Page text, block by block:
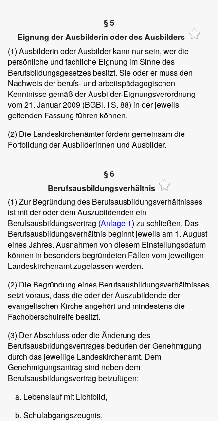
§ 5
Eignung der Ausbilderin oder des Ausbilders
(1) Ausbilderin oder Ausbilder kann nur sein, wer die
persönliche und fachliche Eignung im Sinne des
Berufsbildungsgesetzes besitzt. Sie oder er muss den
Nachweis der berufs- und arbeitspädagogischen
Kenntnisse gemäß der Ausbilder-Eignungsverordnung
vom 21. Januar 2009 (BGBl. I S. 88) in der jeweils
geltenden Fassung führen können.
(2) Die Landeskirchenämter fördern gemeinsam die
Fortbildung der Ausbilderinnen und Ausbilder.
§ 6
Berufsausbildungsverhältnis
(1) Zur Begründung des Berufsausbildungsverhältnisses
ist mit der oder dem Auszubildenden ein
Berufsausbildungsvertrag (Anlage 1) zu schließen. Das
Berufsausbildungsverhältnis beginnt jeweils am 1. August
eines Jahres. Ausnahmen von diesem Einstellungsdatum
können in besonders begründeten Fällen vom jeweiligen
Landeskirchenamt zugelassen werden.
(2) Die Begründung eines Berufsausbildungsverhältnisses
setzt voraus, dass die oder der Auszubildende der
evangelischen Kirche angehört und mindestens die
Fachoberschulreife besitzt.
(3) Der Abschluss oder die Änderung des
Berufsausbildungsvertrages bedürfen der Genehmigung
durch das jeweilige Landeskirchenamt. Dem
Genehmigungsantrag sind neben dem
Berufsausbildungsvertrag beizufügen:
Lebenslauf mit Lichtbild,
Schulabgangszeugnis,